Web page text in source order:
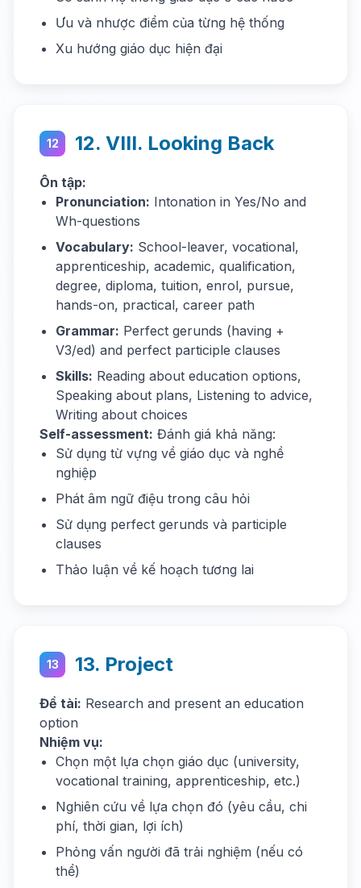
Ưu và nhược điểm của từng hệ thống
Xu hướng giáo dục hiện đại
12 12. VIII. Looking Back
Ôn tập:
Pronunciation: Intonation in Yes/No and
Wh-questions
Vocabulary: School-leaver, vocational,
apprenticeship, academic, qualification,
degree, diploma, tuition, enrol, pursue,
hands-on, practical, career path
Grammar: Perfect gerunds (having +
V3/ed) and perfect participle clauses
Skills: Reading about education options,
Speaking about plans, Listening to advice,
Writing about choices
Self-assessment: Đánh giá khả năng:
Sử dụng từ vựng về giáo dục và nghề
nghiệp
Phát âm ngữ điệu trong câu hỏi
Sử dụng perfect gerunds và participle
clauses
Thảo luận về kế hoạch tương lai
13 13. Project
Đề tài: Research and present an education
option
Nhiệm vụ:
Chọn một lựa chọn giáo dục (university,
vocational training, apprenticeship, etc.)
Nghiên cứu về lựa chọn đó (yêu cầu, chi
phí, thời gian, lợi ích)
Phỏng vấn người đã trải nghiệm (nếu có
thể)